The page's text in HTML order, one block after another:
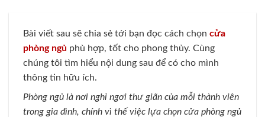
Bài viết sau sẽ chia sẻ tới bạn đọc cách chọn cửa
phòng ngủ phù hợp, tốt cho phong thủy. Cùng
chúng tôi tìm hiểu nội dung sau để có cho mình
thông tin hữu ích.
Phòng ngủ là nơi nghỉ ngơi thư giãn của mỗi thành viên
trong gia đình, chính vì thế việc lựa chọn cửa phòng ngủ